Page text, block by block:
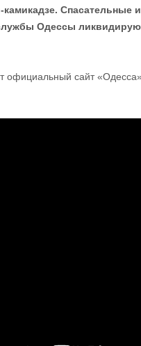
Спасательные и
Одессы
официальный сайт «Одесса»